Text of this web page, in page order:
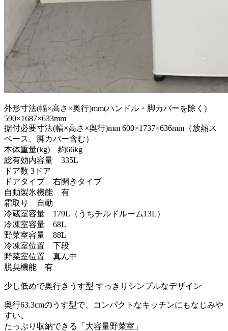
外形寸法(幅×高さ×奥行)mm(ハンドル・脚カバーを除く)
590×1687×633mm
据付必要寸法(幅×高さ×奥行)mm 600×1737×636mm（放熱ス
ペース、脚カバー含む）
本体重量(kg) 約66kg
総有効内容量 335L
ドア数 3ドア
ドアタイプ 右開きタイプ
自動製氷機能 有
霜取り 自動
冷蔵室容量 179L（うちチルドルーム13L）
冷凍室容量 68L
野菜室容量 88L
冷凍室位置 下段
野菜室位置 真ん中
脱臭機能 有
少し低めで奥行きうす型 すっきりシンプルなデザイン
奥行63.3cmのうす型で、コンパクトなキッチンにもなじみや
すい。
たっぷり収納できる「大容量野菜室」